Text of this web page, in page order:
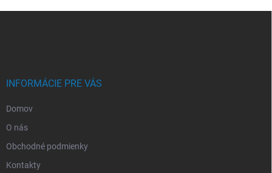
INFORMÁCIE PRE VÁS
Domov
O nás
Obchodné podmienky
Kontakty